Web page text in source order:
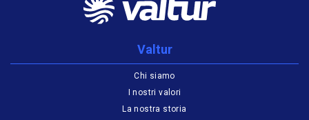
Valtur
Chi siamo
I nostri valori
La nostra storia